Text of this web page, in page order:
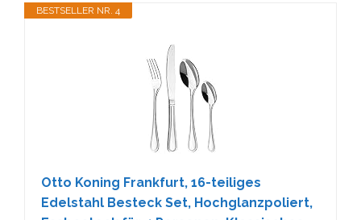
BESTSELLER NR. 4
Otto Koning Frankfurt, 16-teiliges
Edelstahl Besteck Set, Hochglanzpoliert,